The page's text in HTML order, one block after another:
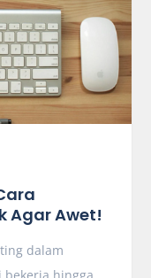
Agar Awet!
dalam